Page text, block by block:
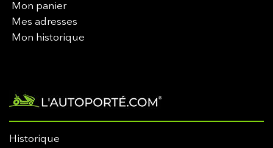
Mon panier
Mes adresses
Mon historique
Historique